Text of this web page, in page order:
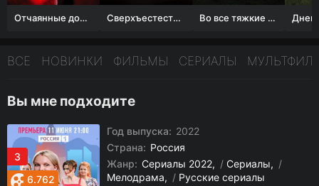
Отчаянные домохозяйки (1 сезон) Сверхъестественное Во все тяжкие 1-5 сезон
ВСЕ НОВИНКИ ФИЛЬМЫ СЕРИАЛЫ
Вы мне подходите
3
6.762
Год выпуска: 2022
Страна: Россия
Жанр: Сериалы 2022 / Сериалы
/
Мелодрама
/ Русские сериалы